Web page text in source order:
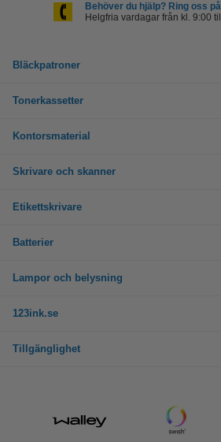
Behöver du hjälp? Ring oss
Helgfria vardagar från kl. 9:00
Bläckpatroner
Tonerkassetter
Kontorsmaterial
Skrivare och skanner
Etikettskrivare
Batterier
Lampor och belysning
123ink.se
Tillgänglighet